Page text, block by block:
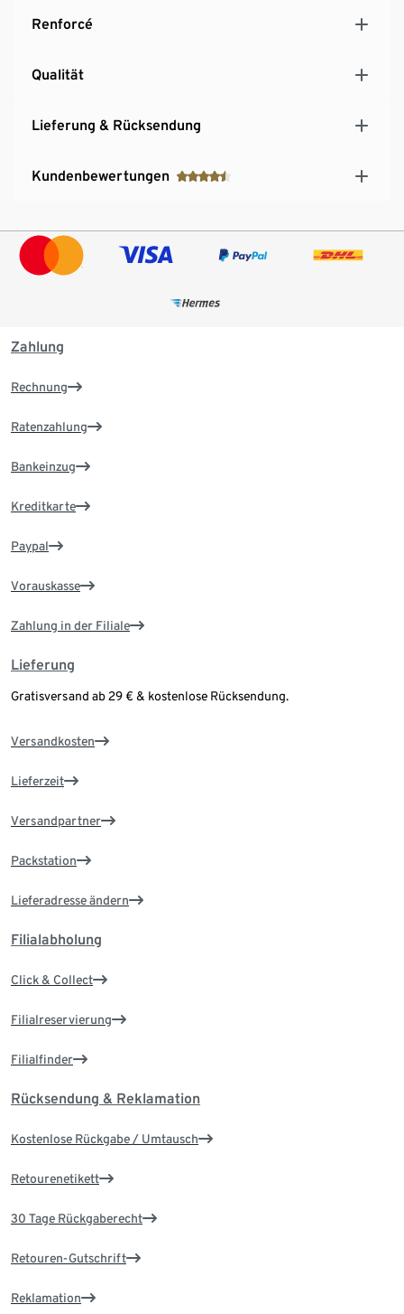
Renforcé
Qualität
Lieferung & Rücksendung
Kundenbewertungen
Zahlung
Rechnung
Ratenzahlung
Bankeinzug
Kreditkarte
Paypal
Vorauskasse
Zahlung in der Filiale
Lieferung
Gratisversand ab 29 € & kostenlose Rücksendung.
Versandkosten
Lieferzeit
Versandpartner
Packstation
Lieferadresse ändern
Filialabholung
Click & Collect
Filialreservierung
Filialfinder
Rücksendung & Reklamation
Kostenlose Rückgabe / Umtausch
Retourenetikett
30 Tage Rückgaberecht
Retouren-Gutschrift
Reklamation